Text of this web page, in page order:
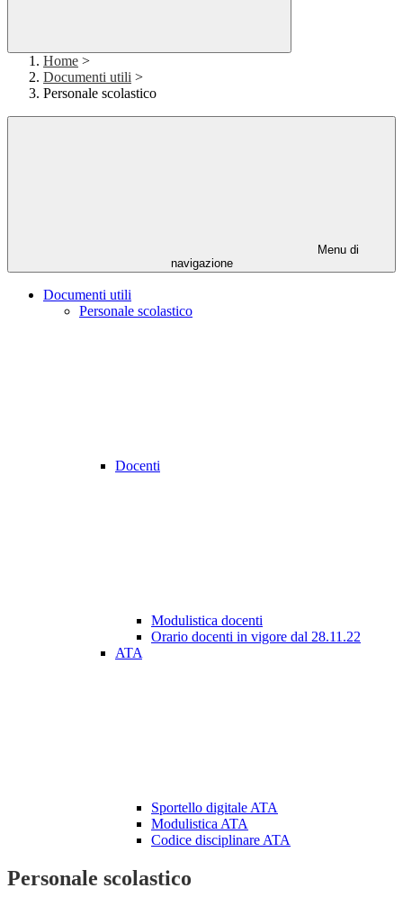
Home >
Documenti utili >
Personale scolastico
Menu di
navigazione
Documenti utili
Personale scolastico
Docenti
Modulistica docenti
Orario docenti in vigore dal 28.11.22
ATA
Sportello digitale ATA
Modulistica ATA
Codice disciplinare ATA
Personale scolastico